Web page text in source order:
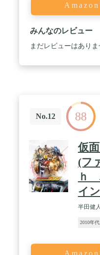
みんなのレビュー
まだレビューはありま
No.12 88
仮
(フ
ｈ
イ
半田健人
2010年代